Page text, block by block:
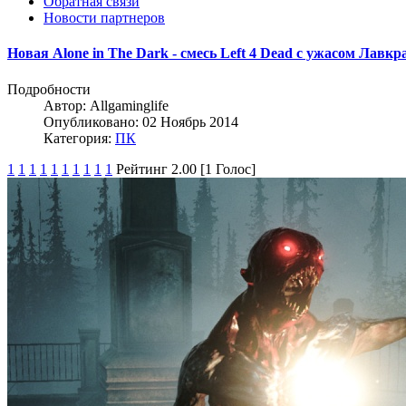
Новости партнеров
Новая Alone in The Dark - смесь Left 4 Dead с ужасом
Подробности
Автор: Allgaminglife
Опубликовано: 02 Ноябрь 2014
Категория: ПК
1 1 1 1 1 1 1 1 1 1 Рейтинг 2.00 [1 Голос]